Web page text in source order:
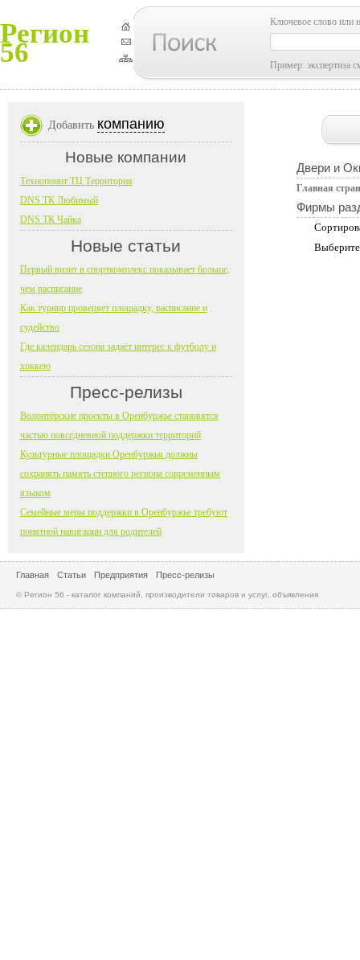
Регион
56
Ключевое слово или
Пример: экспертиза
Двери и
Главная
Фирмы
Добавить компанию
Новые компании
Технопоинт ТЦ Территория
DNS ТК Любимый
DNS ТК Чайка
Новые статьи
Первый визит в спорткомплекс показывает больше,
чем расписание
Как турнир проверяет площадку, расписание и
судейство
Где календарь сезона задаёт интерес к футболу и
хоккею
Пресс-релизы
Волонтёрские проекты в Оренбуржье становятся
частью повседневной поддержки территорий
Культурные площадки Оренбуржья должны
сохранять память степного региона современным
языком
Семейные меры поддержки в Оренбуржье требуют
понятной навигации для родителей
Главная Статьи Предприятия Пресс-релизы
© Регион 56 - каталог компаний, производители товаров и услуг, объявления